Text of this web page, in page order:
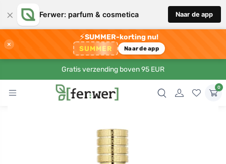
× Ferwer: parfum & cosmetica Naar de app
×
⚡SUMMER-korting nu!
SUMMER Naar de app
Gratis verzending boven 95 EUR
0